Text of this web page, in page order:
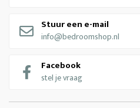
Stuur een e-mail
info@bedroomshop.nl
Facebook
stel je vraag